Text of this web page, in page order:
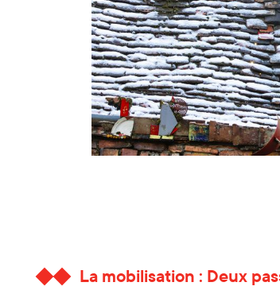
La mobilisation : Deux